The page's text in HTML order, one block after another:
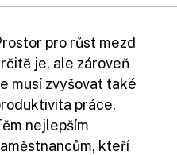
pro růst mezd
je, ale zároveň
musí zvyšovat také
práce.
nejlepším
kteří